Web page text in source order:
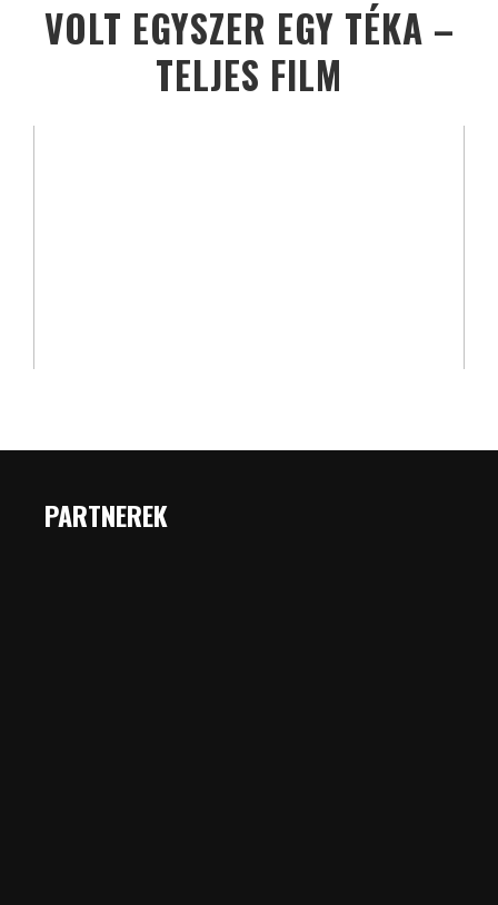
VOLT EGYSZER EGY TÉKA –
TELJES FILM
PARTNEREK